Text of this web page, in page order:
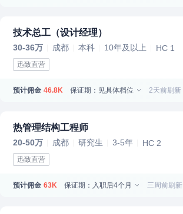
技术总工（设计经理）
30-36万 成都 本科 10年及以上 HC 1
迅致直营
预计佣金 46.8K 保证期：见具体档位 2天前刷新
热管理结构工程师
20-50万 成都 研究生 3-5年 HC 2
迅致直营
预计佣金 63K 保证期：入职后4个月 三周前刷新